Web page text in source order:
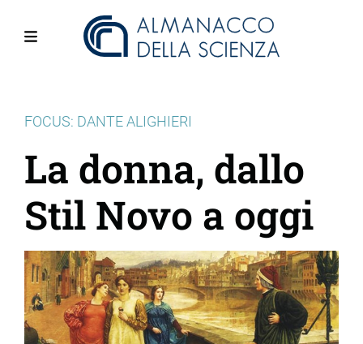
FOCUS: DANTE ALIGHIERI
La donna, dallo
Stil Novo a oggi